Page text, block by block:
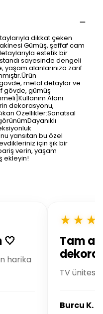
dikkat çeken
Gümüş, şeffaf cam
estetik bir
sayesinde dengeli
alanlarınıza zarif
metal detaylar ve
gövde, gümüş
Alanı:
dekorasyonu,
Özellikler:Sanatsal
yansıtan bu özel
için şık bir
verin, yaşam
ekleyin!
🤍
harika
Tam
TV
Burcu K.